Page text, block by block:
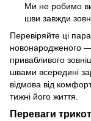
Ми не робимо
шви завжди
Перевіряйте ці
новонародженого
привабливого
швами всередині
відмова від
тижні його життя.
Переваги